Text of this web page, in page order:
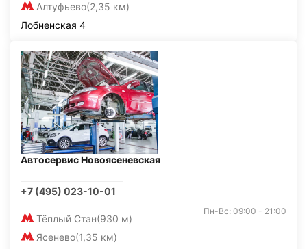
Алтуфьево(2,35 км)
Лобненская 4
Автосервис Новоясеневская
+7 (495) 023-10-01
Тёплый Стан(930 м)
Ясенево(1,35 км)
Пн-Вс: 09:00 - 21:00